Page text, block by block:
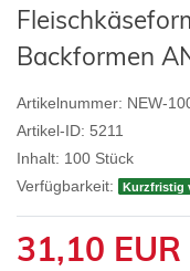
Backformen
Artikelnummer: NEW-
Artikel-ID: 5211
Inhalt: 100 Stück
Verfügbarkeit:
Kurzfristig
31,10 EUR